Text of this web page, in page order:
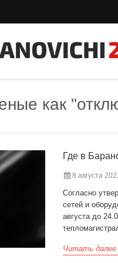
как
Где в
8 августа
Согласно
сетей и
августа до
Читать далее